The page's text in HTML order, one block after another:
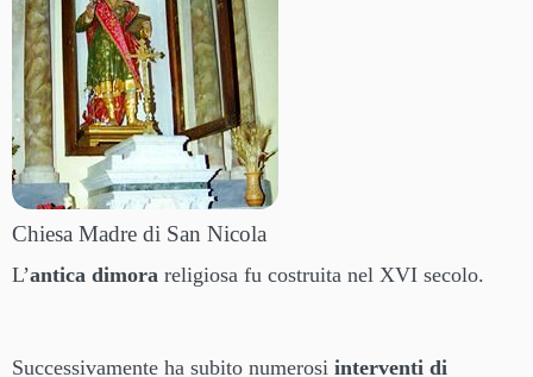
Chiesa Madre di San Nicola
L’antica dimora religiosa fu costruita nel XVI secolo.
Successivamente ha subito numerosi interventi di